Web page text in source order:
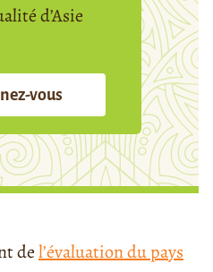
d’Asie
vous
del’évaluation du pays